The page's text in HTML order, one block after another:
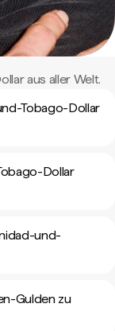
aus aller Welt.
Tobago-Dollar
Dollar
und-
Gulden zu